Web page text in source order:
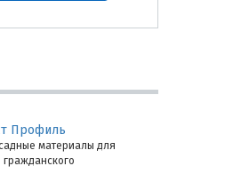
материалы для